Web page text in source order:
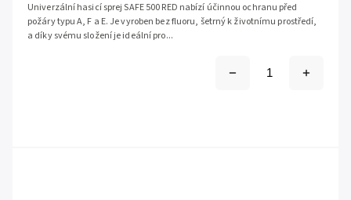
Univerzální hasicí sprej SAFE 500 RED nabízí účinnou ochranu před
požáry typu A, F a E. Je vyroben bez fluoru, šetrný k životnímu prostředí,
a díky svému složení je ideální pro...